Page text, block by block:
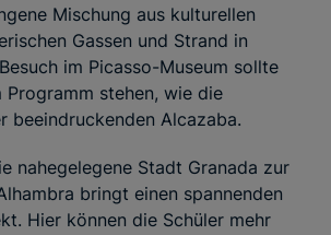
Mischung aus kulturellen
Gassen und Strand in
im Picasso-Museum sollte
Programm stehen, wie die
beeindruckenden Alcazaba.
nahegelegene Stadt Granada zur
bringt einen spannenden
Hier können die Schüler mehr